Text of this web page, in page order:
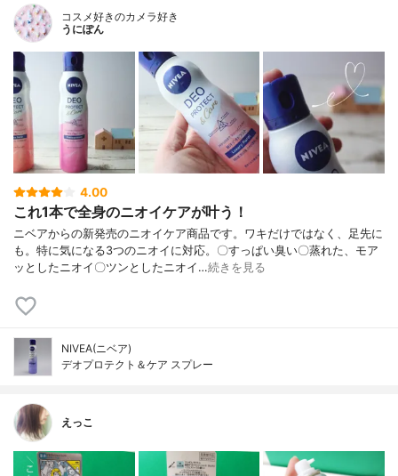
コスメ好きのカメラ好き
うにぽん
4.00
これ1本で全身のニオイケアが叶う！
ニベアからの新発売のニオイケア商品です。ワキだけではなく、足先に
も。特に気になる3つのニオイに対応。〇すっぱい臭い〇蒸れた、モア
ッとしたニオイ〇ツンとしたニオイ…続きを見る
NIVEA(ニベア)
デオプロテクト＆ケア スプレー
えっこ